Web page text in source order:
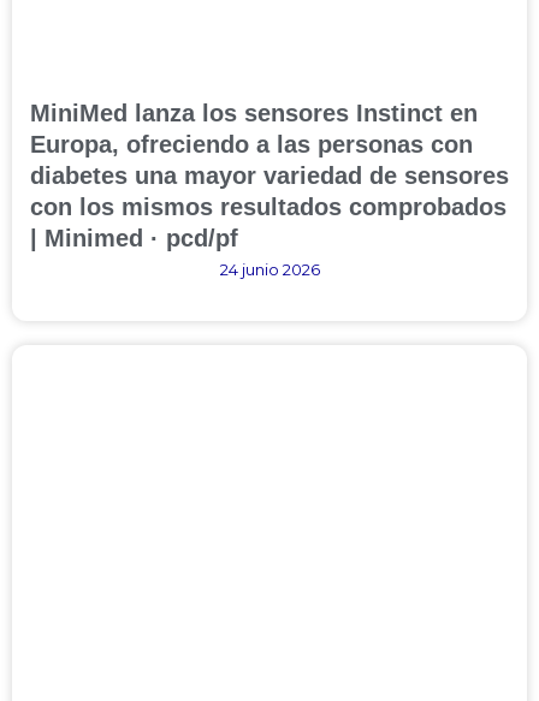
MiniMed lanza los sensores Instinct en
Europa, ofreciendo a las personas con
diabetes una mayor variedad de sensores
con los mismos resultados comprobados
| Minimed · pcd/pf
24 junio 2026